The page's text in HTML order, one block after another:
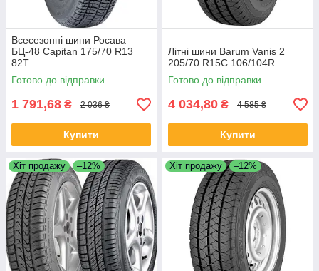
Всесезонні шини Росава
БЦ-48 Capitan 175/70 R13
82T
Готово до відправки
1 791,68 ₴ 2 036 ₴
Купити
Літні шини Barum Vanis 2
205/70 R15C 106/104R
Готово до відправки
4 034,80 ₴ 4 585 ₴
Купити
Хіт продажу –12% Хіт продажу –12%